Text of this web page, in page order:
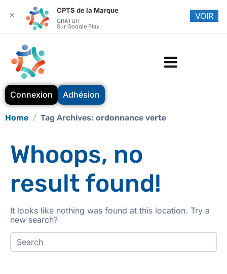
Connexion Adhésion
Home Tag Archives: ordonnance verte
Whoops, no
result found!
It looks like nothing was found at this location. Try a
new search?
✕
CPTS de la Marque
GRATUIT
Sur Google Play
VOIR